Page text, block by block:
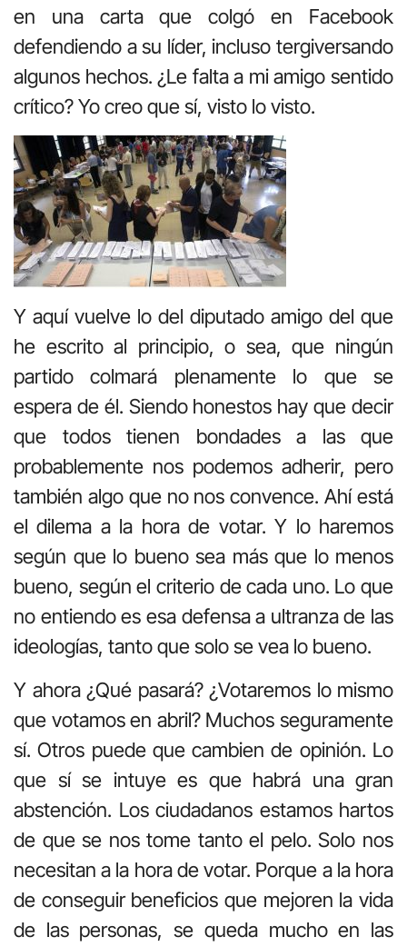
en una carta que colgó en Facebook
defendiendo a su líder, incluso tergiversando
algunos hechos. ¿Le falta a mi amigo sentido
crítico? Yo creo que sí, visto lo visto.
Y aquí vuelve lo del diputado amigo del que
he escrito al principio, o sea, que ningún
partido colmará plenamente lo que se
espera de él. Siendo honestos hay que decir
que todos tienen bondades a las que
probablemente nos podemos adherir, pero
también algo que no nos convence. Ahí está
el dilema a la hora de votar. Y lo haremos
según que lo bueno sea más que lo menos
bueno, según el criterio de cada uno. Lo que
no entiendo es esa defensa a ultranza de las
ideologías, tanto que solo se vea lo bueno.
Y ahora ¿Qué pasará? ¿Votaremos lo mismo
que votamos en abril? Muchos seguramente
sí. Otros puede que cambien de opinión. Lo
que sí se intuye es que habrá una gran
abstención. Los ciudadanos estamos hartos
de que se nos tome tanto el pelo. Solo nos
necesitan a la hora de votar. Porque a la hora
de conseguir beneficios que mejoren la vida
de las personas, se queda mucho en las